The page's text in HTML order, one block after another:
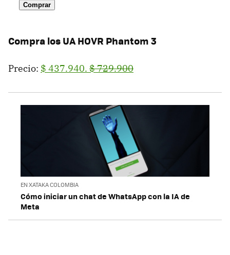
Comprar
Compra losUA HOVR Phantom 3
Precio: $ 437.940. $ 729.900
EN XATAKA COLOMBIA
Cómo iniciar un chat de WhatsApp con la IA de
Meta